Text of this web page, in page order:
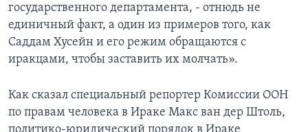
государственного департамента, - отнюдь не
единичный факт, а один из примеров того, как
Саддам Хусейн и его режим обращаются с
иракцами, чтобы заставить их молчать».
Как сказал специальный репортер Комиссии ООН
по правам человека в Ираке Макс ван дер Штоль,